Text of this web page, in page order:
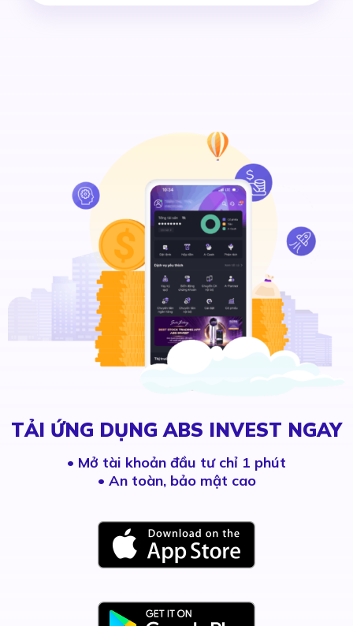
TẢI ỨNG DỤNG ABS INVEST NGAY
• Mở tài khoản đầu tư chỉ 1 phút
• An toàn, bảo mật cao